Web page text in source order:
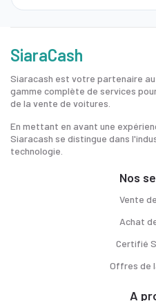
SiaraCash
Siaracash est votre partenaire
gamme complète de services
de la vente de voitures.
En mettant en avant une
Siaracash se distingue dans
technologie.
Nos
Vente
Achat
Certifié
Offres de
A